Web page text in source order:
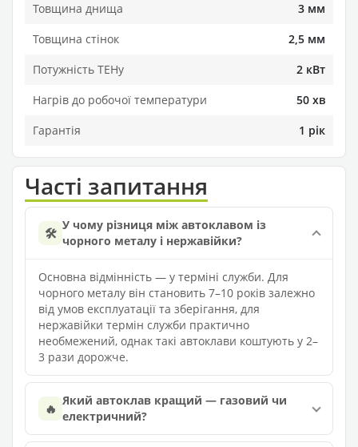
Товщина днища
3 мм
Товщина стінок
2,5 мм
Потужність ТЕНу
2 кВт
Нагрів до робочої температури
50 хв
Гарантія
1 рік
Часті запитання
🛠️ У чому різниця між автоклавом із
чорного металу і нержавійки?
Основна відмінність — у терміні служби. Для
чорного металу він становить 7–10 років залежно
від умов експлуатації та зберігання, для
нержавійки термін служби практично
необмежений, однак такі автоклави коштують у 2–
3 рази дорожче.
🔥 Який автоклав кращий — газовий чи
електричний?